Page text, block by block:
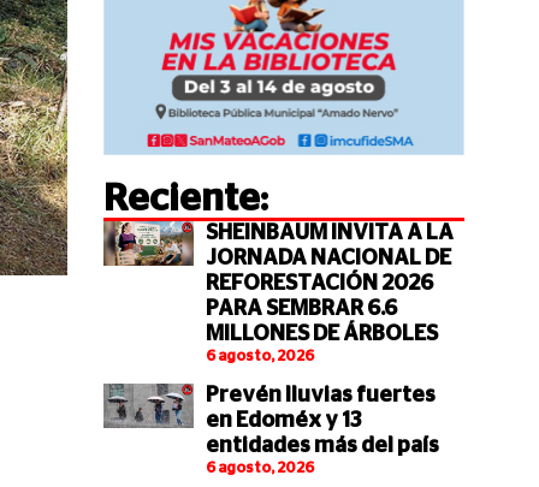
Reciente:
SHEINBAUM INVITA A LA
JORNADA NACIONAL DE
REFORESTACIÓN 2026
PARA SEMBRAR 6.6
MILLONES DE ÁRBOLES
6 agosto, 2026
Prevén lluvias fuertes
en Edoméx y 13
entidades más del país
6 agosto, 2026